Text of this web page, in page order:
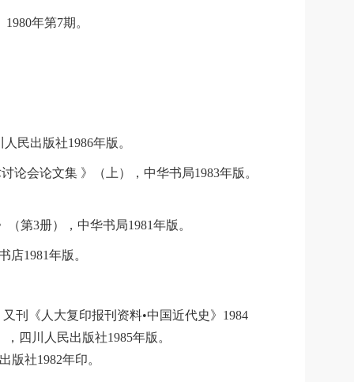
年第7期。
民出版社1986年版。
论会论文集 》（上），中华书局1983年版。
第3册），中华书局1981年版。
店1981年版。
刊《人大复印报刊资料•中国近代史》1984
四川人民出版社1985年版。
版社1982年印。